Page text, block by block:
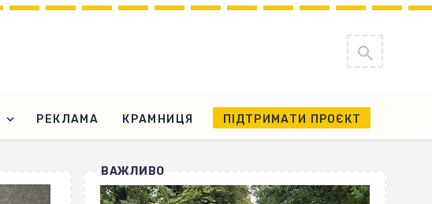
РЕКЛАМА КРАМНИЦЯ ПІДТРИМАТИ ПРОЄКТ
ВАЖЛИВО